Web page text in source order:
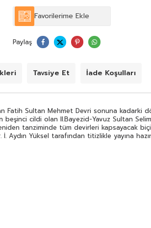
ciltte yer alan bilgiler tekrar incelenmiş yeni
yeni renkli resimler ilave edilmiştir.
Favorilerime Ekle
Paylaş
Tavsiye Et İade Koşulları
Fatih Sultan Mehmet Devri sonuna
beşinci cildi olan II.Bayezid-Yavuz Sultan
tanziminde tüm devirleri kapsayacak
İ. Aydın Yüksel tarafından titizlikle yayına